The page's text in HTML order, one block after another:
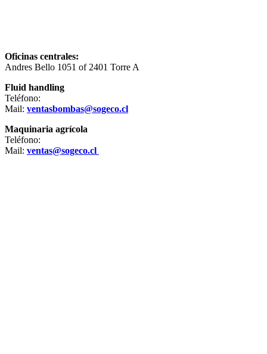
Oficinas centrales:
Andres Bello 1051 of 2401 Torre A
Fluid handling
Teléfono:
Mail: ventasbombas@sogeco.cl
Maquinaria agrícola
Teléfono:
Mail: ventas@sogeco.cl